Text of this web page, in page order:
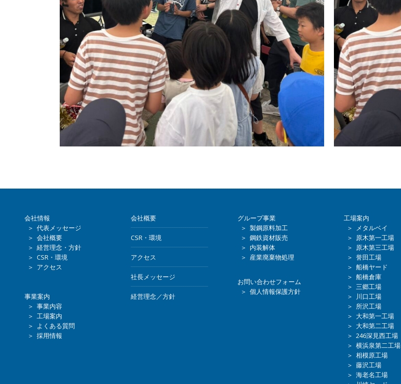
会社情報
＞ 代表メッセージ
＞ 会社概要
＞ 経営理念・方針
＞ CSR・環境
＞ アクセス
事業案内
＞ 事業内容
＞ 工場案内
＞ よくある質問
＞ 採用情報
会社概要
CSR・環境
アクセス
社長メッセージ
経営理念／方針
グループ事業
＞ 製鋼原料加工
＞ 鋼鉄資材販売
＞ 内装解体
＞ 産業廃棄物処理
お問い合わせフォーム
＞ 個人情報保護方針
工場案内
＞ メタルベイ
＞ 原木第一工場
＞ 原木第三工場
＞ 誉田工場
＞ 船橋ヤード
＞ 船橋倉庫
＞ 三郷工場
＞ 川口工場
＞ 所沢工場
＞ 大和第一工場
＞ 大和第二工場
＞ 246深見西工場
＞ 横浜泉第二工場
＞ 相模原工場
＞ 藤沢工場
＞ 海老名工場